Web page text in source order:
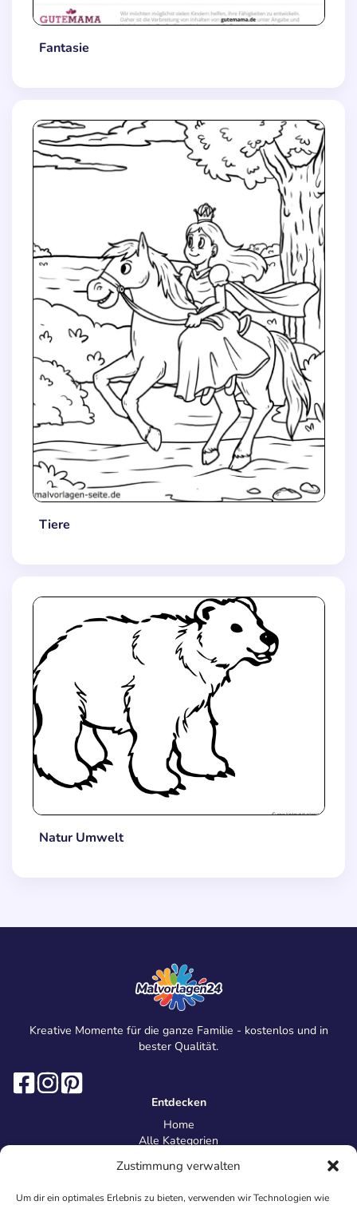
Zustimmung verwalten
Um dir ein optimales Erlebnis zu bieten, verwenden wir Technologien wie
Fantasie
Tiere
Natur Umwelt
Kreative Momente für die ganze Familie - kostenlos und in
bester Qualität.
Entdecken
Home
Alle Kategorien
Information
Über uns